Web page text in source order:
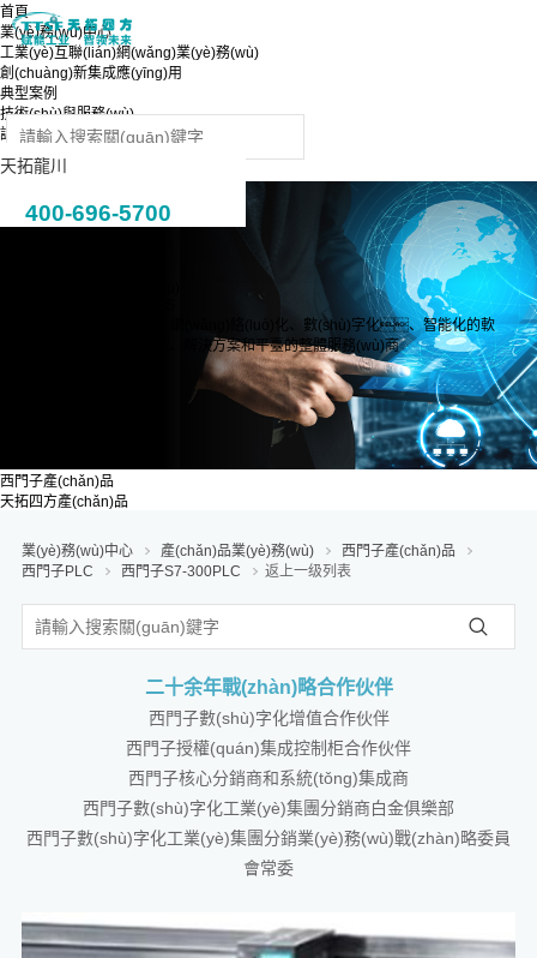
首頁
業(yè)務(wù)中心
工業(yè)互聯(lián)網(wǎng)業(yè)務(wù)
創(chuàng)新集成應(yīng)用
典型案例
技術(shù)與服務(wù)
認識天拓四方
天拓龍川
400-696-5700
為客戶提供自動化、網(wǎng)絡(luò)化、數(shù)字化、智能化的軟
硬件產(chǎn)品、解決方案和平臺的整體服務(wù)商
西門子產(chǎn)品
天拓四方產(chǎn)品
業(yè)務(wù)中心 產(chǎn)品業(yè)務(wù)
西門子產(chǎn)品
西門子PLC
西門子S7-300PLC 返上一级列表
二十余年戰(zhàn)略合作伙伴
西門子數(shù)字化增值合作伙伴
西門子授權(quán)集成控制柜合作伙伴
西門子核心分銷商和系統(tǒng)集成商
西門子數(shù)字化工業(yè)集團分銷商白金俱樂部
西門子數(shù)字化工業(yè)集團分銷業(yè)務(wù)戰(zhàn)略委員
會常委